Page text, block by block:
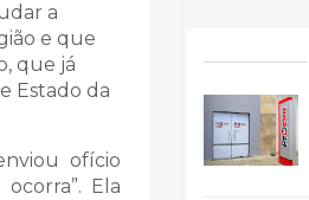
a
e que
que já
Estado da
ofício
Ela